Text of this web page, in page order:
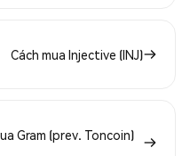
Cách mua Injective (INJ)
Gram (prev. Toncoin)